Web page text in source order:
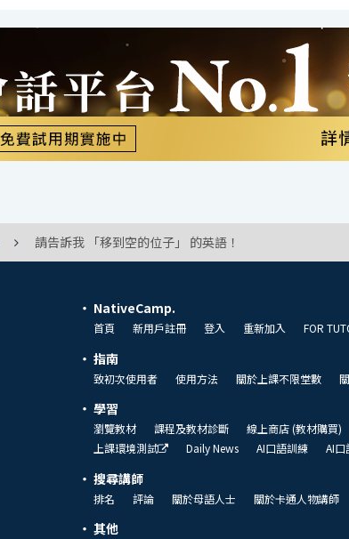
請告訴我 「移到空的位子」 的英語！
NativeCamp.
首頁 新用戶註冊 登入 重新加入 FOR
指南
致初次使用者 使用方法 關於上課不限堂數
學習
瀏覽教材 課程及教材診斷 線上商店 (教材購買)
上課環境測試
Daily News AI口語訓練 AI口
搜尋講師
排名 評論 關於母語人士 關於卡通人物講師
其他